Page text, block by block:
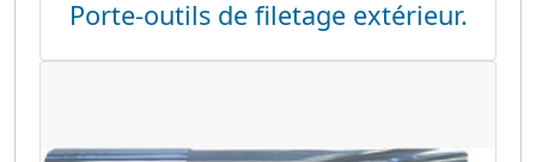
Porte-outils de filetage extérieur.